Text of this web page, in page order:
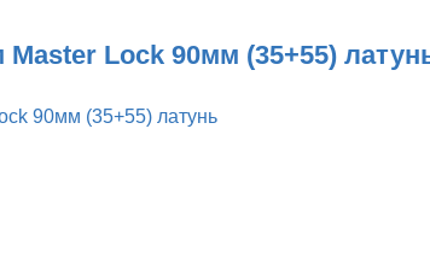
Lock 90мм (35+55)